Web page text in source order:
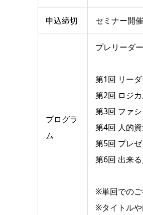
申込締切 セミナー開
プログラ
ム
プレリーダ
第1回 リー
第2回 ロジ
第3回 ファ
第4回 人的
第5回 プレ
第6回 出来
※単回でのご
※タイトル